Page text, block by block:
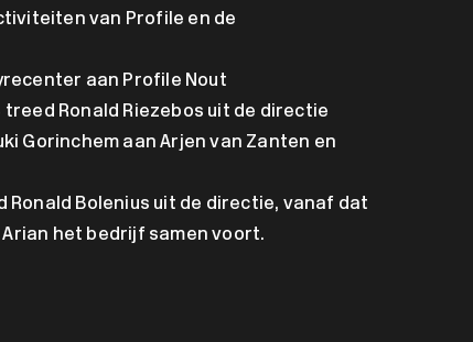
van Profile en de
aan Profile Nout
treed Ronald Riezebos uit de directie
Gorinchem aan Arjen van Zanten en
Ronald Bolenius uit de directie, vanaf dat
het bedrijf samen voort.